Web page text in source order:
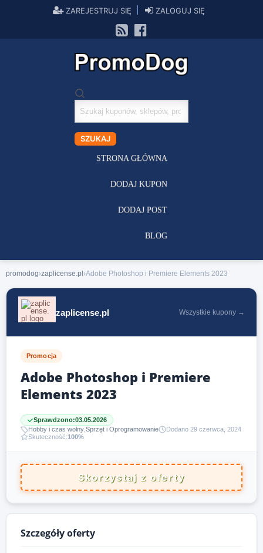
ZAREJESTRUJ SIĘ ZALOGUJ SIĘ
Szukaj
kuponów
SZUKAJ
STRONA GŁÓWNA
DODAJ KUPON
DODAJ POST
BLOG
promodog›zaplicense.pl ›Adobe Photoshop i Premiere Elements 2023
zaplicense.pl Wszystkie kupony →
Promocja
Adobe Photoshop i Premiere
Elements 2023
Sprawdzono:03.05.2026
Hobby i czas wolny Sprzęt i Oprogramowanie
Dodano 29 czerwca, 2024
Skuteczność:100%
Skorzystaj z oferty
Szczegóły oferty